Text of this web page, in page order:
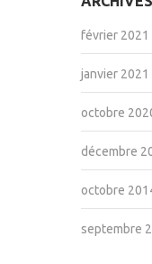
février 2021
janvier 2021
octobre
décembre
octobre
septembre